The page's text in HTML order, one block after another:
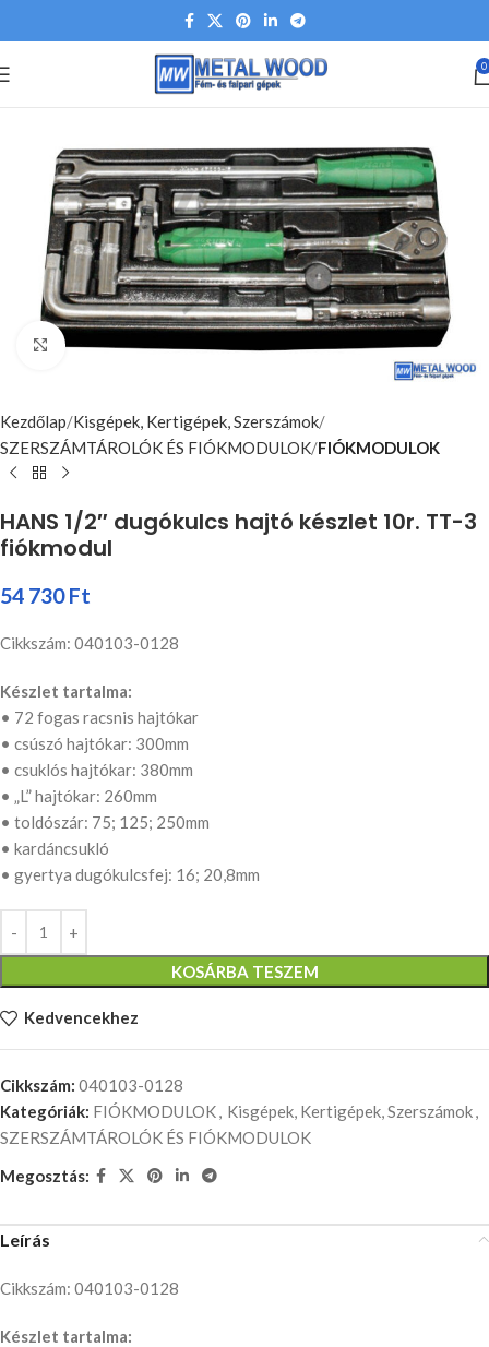
0
Nagyításhoz kattints ide
Kezdőlap Kisgépek, Kertigépek, Szerszámok
SZERSZÁMTÁROLÓK ÉS FIÓKMODULOK FIÓKMODULOK
HANS 1/2″ dugókulcs hajtó készlet 10r. TT-3
fiókmodul
54 730Ft
Cikkszám: 040103-0128
Készlet tartalma:
• 72 fogas racsnis hajtókar
• csúszó hajtókar: 300mm
• csuklós hajtókar: 380mm
• „L” hajtókar: 260mm
• toldószár: 75; 125; 250mm
• kardáncsukló
• gyertya dugókulcsfej: 16; 20,8mm
KOSÁRBA TESZEM
Kedvencekhez
Cikkszám: 040103-0128
Kategóriák: FIÓKMODULOK, Kisgépek, Kertigépek, Szerszámok,
SZERSZÁMTÁROLÓK ÉS FIÓKMODULOK
Megosztás:
Leírás
Cikkszám: 040103-0128
Készlet tartalma: